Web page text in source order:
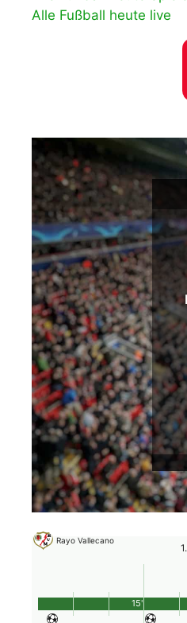
Alle Fußball heute live
Rayo Vallecano
15'